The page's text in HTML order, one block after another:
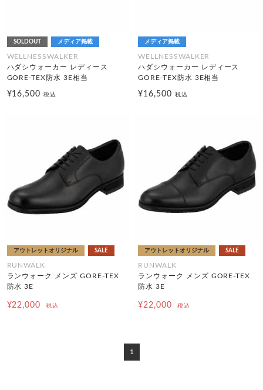
SOLDOUT メディア掲載
WELLNESSWALKER
ハダシウォーカー レディース
GORE-TEX防水 3E相当
¥16,500税込
メディア掲載
WELLNESSWALKER
ハダシウォーカー レディース
GORE-TEX防水 3E相当
¥16,500 税込
アウトレットオリジナル SALE
RUNWALK
ランウォーク メンズ GORE-TEX
防水 3E
¥22,000 税込
アウトレットオリジナル SALE
RUNWALK
ランウォーク メンズ GORE-TEX
防水 3E
¥22,000 税込
1